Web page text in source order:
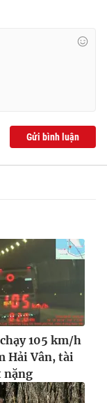
Gửi bình luận
105 km/h
Hải Vân, tài
nặng